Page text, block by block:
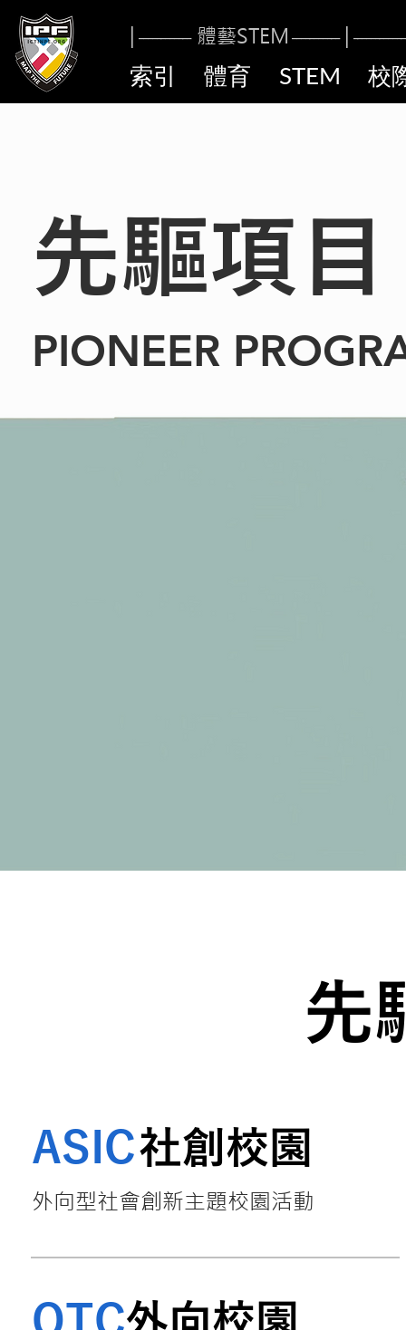
------------體藝STEM----------- ------------
索引 體育 STEM 校
先驅項
PIONEER
先
ASI C社創校園
外向型社會創新主題校園活動​​